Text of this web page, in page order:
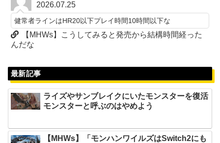
2026.07.25
健常者ラインはHR20以下プレイ時間10時間以下な
【MHWs】こうしてみると発売から結構時間経った
んだな
最新記事
ライズやサンブレイクにいたモンスターを復活
モンスターと呼ぶのはやめよう
【MHWs】「モンハンワイルズはSwitch2にも